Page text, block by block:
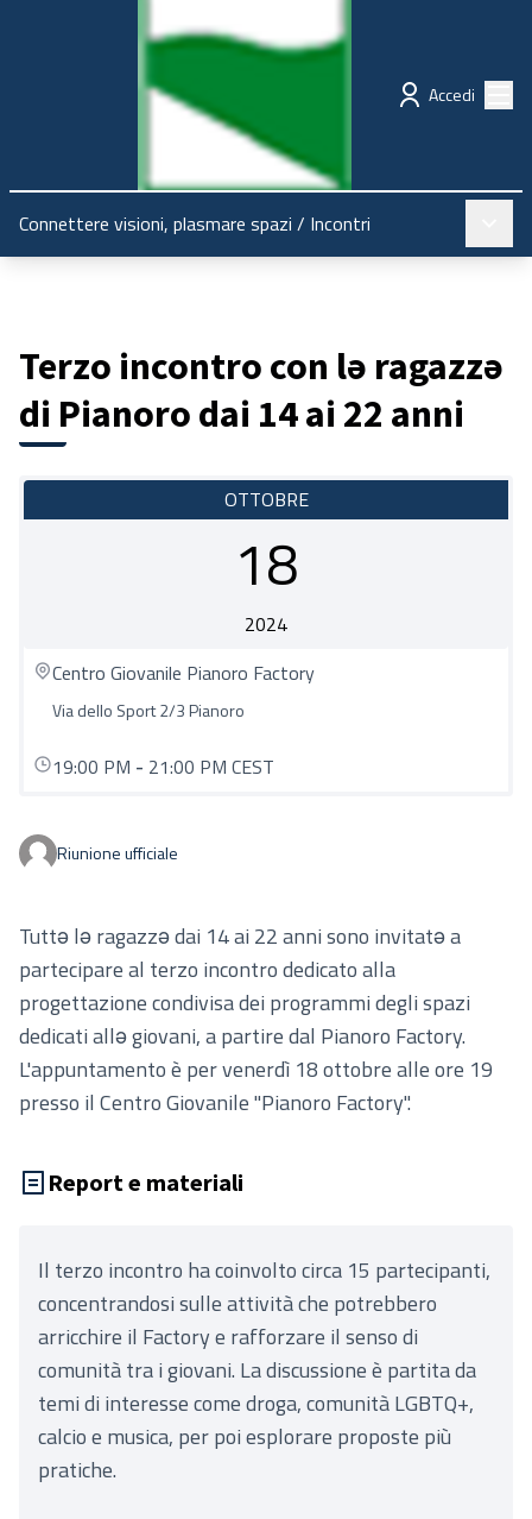
Regione Emilia-Romagna Partecipazione
Accedi
Connettere visioni, plasmare spazi / Incontri
Terzo incontro con lə ragazzə
di Pianoro dai 14 ai 22 anni
OTTOBRE
18
2024
Centro Giovanile Pianoro Factory
Via dello Sport 2/3 Pianoro
19:00 PM - 21:00 PM CEST
Riunione ufficiale
Tuttə lə ragazzə dai 14 ai 22 anni sono invitatə a
partecipare al terzo incontro dedicato alla
progettazione condivisa dei programmi degli spazi
dedicati allə giovani, a partire dal Pianoro Factory.
L'appuntamento è per venerdì 18 ottobre alle ore 19
presso il Centro Giovanile "Pianoro Factory".
Report e materiali
Il terzo incontro ha coinvolto circa 15 partecipanti,
concentrandosi sulle attività che potrebbero
arricchire il Factory e rafforzare il senso di
comunità tra i giovani. La discussione è partita da
temi di interesse come droga, comunità LGBTQ+,
calcio e musica, per poi esplorare proposte più
pratiche.